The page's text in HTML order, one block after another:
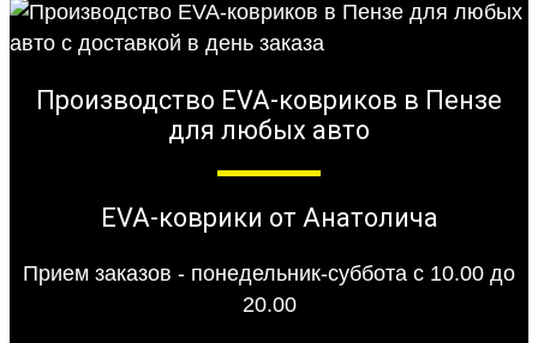
Производство EVA-ковриков в Пензе
для любых авто
EVA-коврики от Анатолича
Прием заказов - понедельник-суббота с 10.00 до
20.00